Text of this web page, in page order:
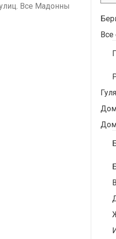
Все Мадонны
Все
Дом